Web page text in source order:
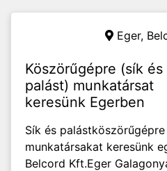
Eger,
Köszörűgépre (sík és
palást) munkatársat
keresünk Egerben
Sík és palástköszörűgépre
munkatársakat keresünk
Belcord Kft.Eger